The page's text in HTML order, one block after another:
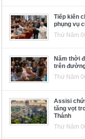
Tiếp kiến
phụng vụ
Thứ Năm
Năm thời
trên
Thứ Năm
Assisi
tăng vọt
Thánh
Thứ Năm